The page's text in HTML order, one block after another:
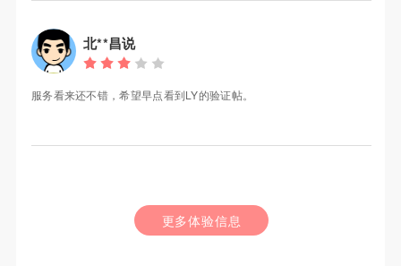
北**昌说
服务看来还不错，希望早点看到LY的验证帖。
更多体验信息